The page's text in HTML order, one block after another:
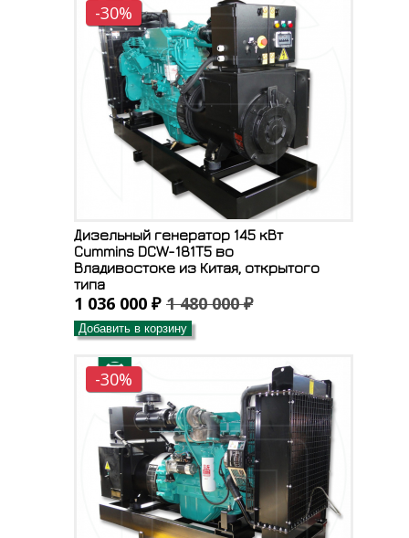
-30%
Дизельный генератор 145 кВт
Cummins DCW-181T5 во
Владивостоке из Китая, открытого
типа
1 036 000 ₽ 1 480 000 ₽
Добавить в корзину
-30%